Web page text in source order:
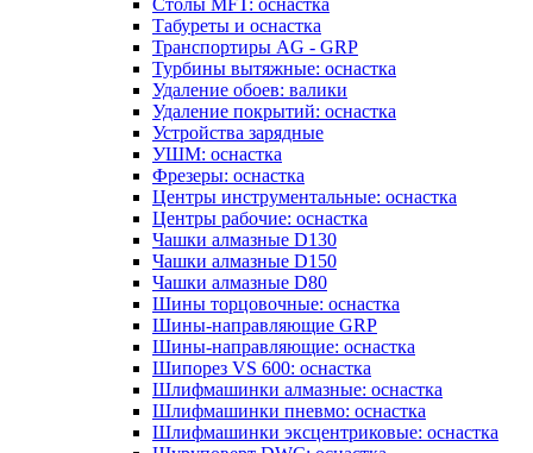
Столы MFT: оснастка
Табуреты и оснастка
Транспортиры AG - GRP
Турбины вытяжные: оснастка
Удаление обоев: валики
Удаление покрытий: оснастка
Устройства зарядные
УШМ: оснастка
Фрезеры: оснастка
Центры инструментальные: оснастка
Центры рабочие: оснастка
Чашки алмазные D130
Чашки алмазные D150
Чашки алмазные D80
Шины торцовочные: оснастка
Шины-направляющие GRP
Шины-направляющие: оснастка
Шипорез VS 600: оснастка
Шлифмашинки алмазные: оснастка
Шлифмашинки пневмо: оснастка
Шлифмашинки эксцентриковые: оснастка